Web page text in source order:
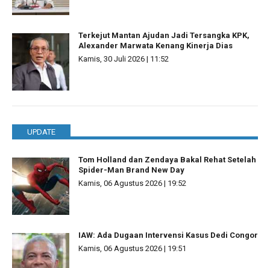
Terkejut Mantan Ajudan Jadi Tersangka KPK,
Alexander Marwata Kenang Kinerja Dias
Kamis, 30 Juli 2026 | 11:52
UPDATE
Tom Holland dan Zendaya Bakal Rehat Setelah
Spider-Man Brand New Day
Kamis, 06 Agustus 2026 | 19:52
IAW: Ada Dugaan Intervensi Kasus Dedi Congor
Kamis, 06 Agustus 2026 | 19:51